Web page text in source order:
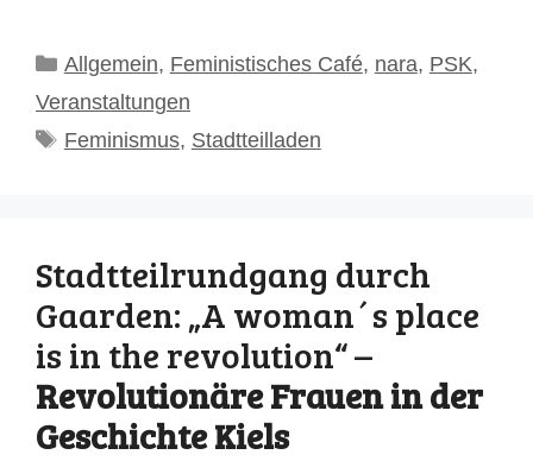
Kategorien
Allgemein, Feministisches Café, nara, PSK,
Veranstaltungen
Schlagwörter
Feminismus, Stadtteilladen
Stadtteilrundgang durch
Gaarden: „A woman´s place
is in the revolution“ –
Revolutionäre Frauen in der
Geschichte Kiels